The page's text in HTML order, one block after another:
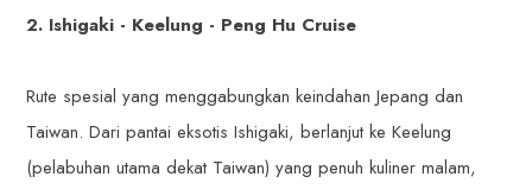
2. Ishigaki - Keelung - Peng Hu Cruise
Rute spesial yang menggabungkan keindahan Jepang dan
Taiwan. Dari pantai eksotis Ishigaki, berlanjut ke Keelung
(pelabuhan utama dekat Taiwan) yang penuh kuliner malam,